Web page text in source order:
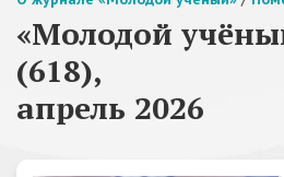
«Молодой
(618),
апрель 2026